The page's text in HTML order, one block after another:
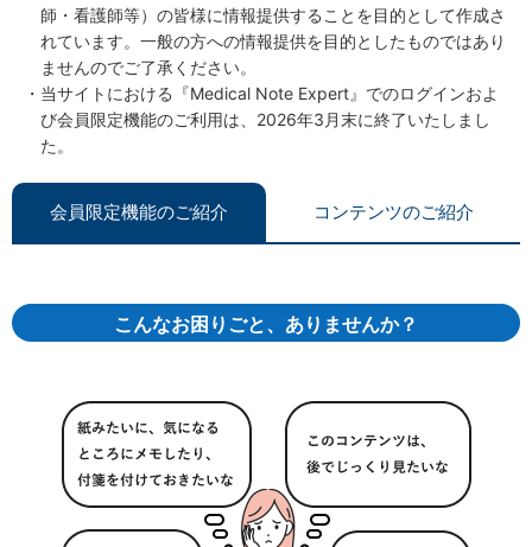
師・看護師等）の皆様に情報提供することを目的として作成さ
れています。一般の方への情報提供を目的としたものではあり
ませんのでご了承ください。
当サイトにおける『Medical Note Expert』でのログインおよ
び会員限定機能のご利用は、2026年3月末に終了いたしまし
た。
会員限定機能のご紹介 コンテンツのご紹介
こんなお困りごと、ありませんか？